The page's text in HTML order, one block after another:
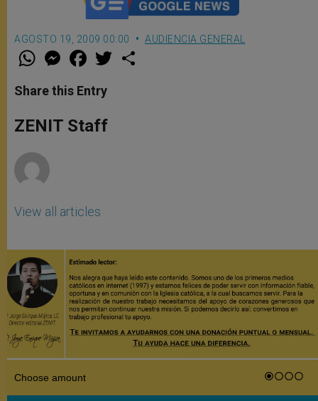
AGOSTO 19, 2009 00:00 AUDIENCIA GENERAL
W
t
s
p
p
M
e
s
e
g
e
F
a
e
b
o
k
w
Share this Entry
ZENIT Staff
View all articles